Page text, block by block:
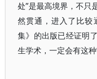
处”是最高境界，不只
然贯通，进入了比较
集》的出版已经证明
生学术，一定会有这种